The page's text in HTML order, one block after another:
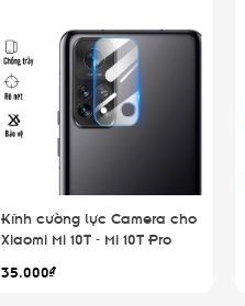
Kính cường lực Camera cho
Xiaomi Mi 10T - Mi 10T Pro
35.000₫